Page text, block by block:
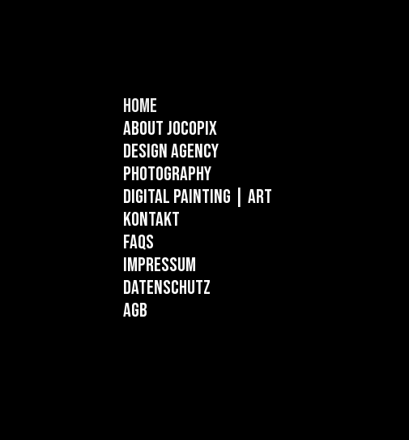
Home
About Jocopix
Design Agency
Photography
Digital Painting | ART
Kontakt
FAQs
Impressum
Datenschutz
AGB